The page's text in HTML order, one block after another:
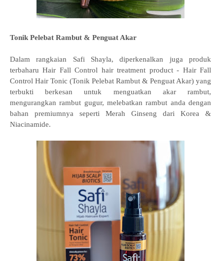
Tonik Pelebat Rambut & Penguat Akar
Dalam rangkaian Safi Shayla, diperkenalkan juga produk
terbaharu Hair Fall Control hair treatment product - Hair Fall
Control Hair Tonic (Tonik Pelebat Rambut & Penguat Akar) yang
terbukti berkesan untuk menguatkan akar rambut,
mengurangkan rambut gugur, melebatkan rambut anda dengan
bahan premiumnya seperti Merah Ginseng dari Korea &
Niacinamide.